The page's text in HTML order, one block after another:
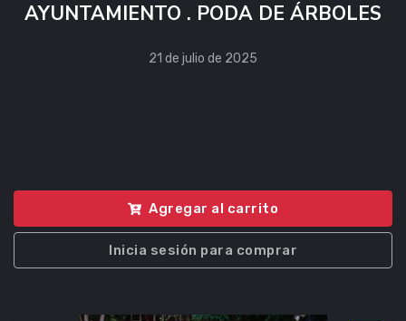
AYUNTAMIENTO . PODA DE ÁRBOLES
21 de julio de 2025
Agregar al carrito
Inicia sesión para comprar